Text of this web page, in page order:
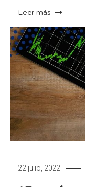
Leer más
22 julio, 2022